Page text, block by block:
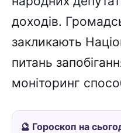
доходів.
закликають
питань
моніторинг
🔮 Гороскоп на